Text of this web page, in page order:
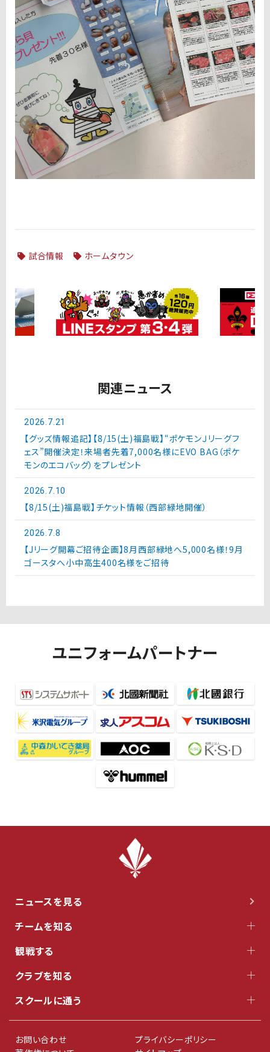
試合情報 ホームタウン
関連ニュース
2026.7.21
【グッズ情報追記】【8/15(土)福島戦】“ポケモンＪリーグフ
ェス”開催決定！来場者先着7,000名様にEVO BAG（ポケ
モンのエコバッグ）をプレゼント
2026.7.10
【8/15(土)福島戦】チケット情報（西部緑地開催）
2026.7.8
【Jリーグ開幕ご招待企画】8月西部緑地へ5,000名様！9月
ゴースタへ小中高生400名様をご招待
ユニフォームパートナー
ニュースを見る
チームを知る
観戦する
クラブを知る
スクールに通う
お問い合わせ
プライバシーポリシー